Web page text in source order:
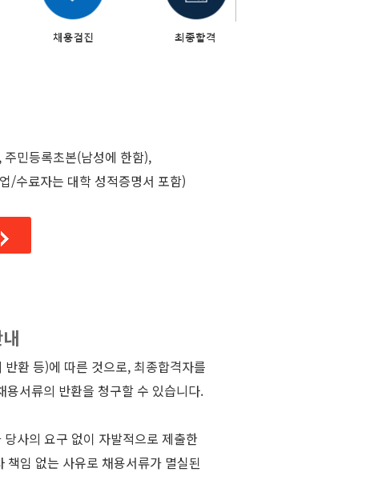
민등록초본(남성에 한함),
/수료자는 대학 성적증명서 포함)
환 등)에 따른 것으로, 최종합격자를
서류의 반환을 청구할 수 있습니다.
사의 요구 없이 자발적으로 제출한
임 없는 사유로 채용서류가 멸실된